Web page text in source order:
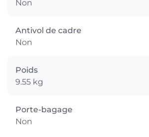
Non
Antivol de cadre
Non
Poids
9.55 kg
Porte-bagage
Non